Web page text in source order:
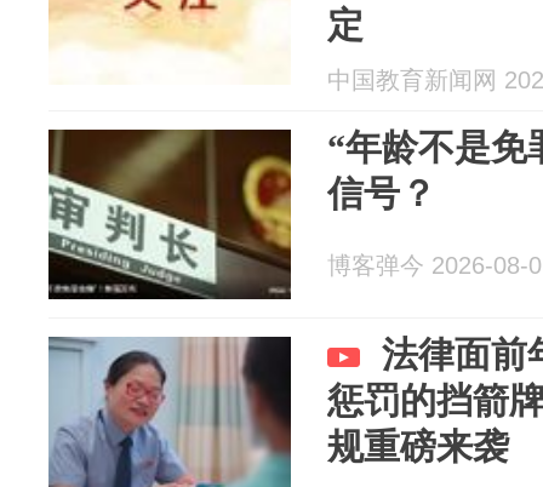
定
中国教育新闻网
“年龄不是免
信号？
博客弹今 2026-08-
法律面前
惩罚的挡箭
规重磅来袭